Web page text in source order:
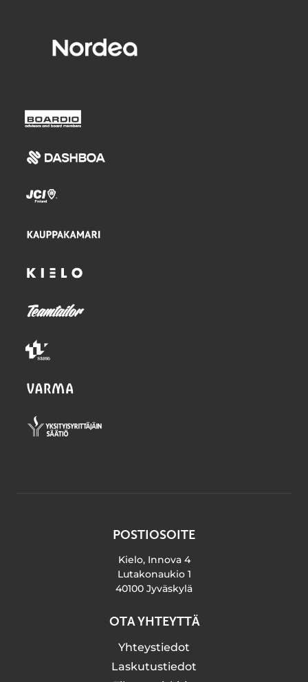
POSTIOSOITE
Kielo, Innova 4
Lutakonaukio 1
40100 Jyväskylä
OTA YHTEYTTÄ
Yhteystiedot
Laskutustiedot